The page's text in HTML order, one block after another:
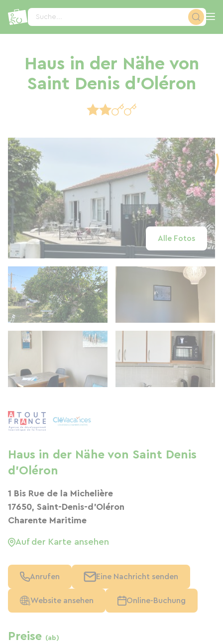
Suche...
Haus in der Nähe von
Saint Denis d'Oléron
Alle Fotos
Haus in der Nähe von Saint Denis
d'Oléron
1 Bis Rue de la Michelière
17650, Saint-Denis-d'Oléron
Charente Maritime
Auf der Karte ansehen
Anrufen Eine Nachricht senden
Website ansehen Online-Buchung
Preise (ab)
Cookie-Einstellungen